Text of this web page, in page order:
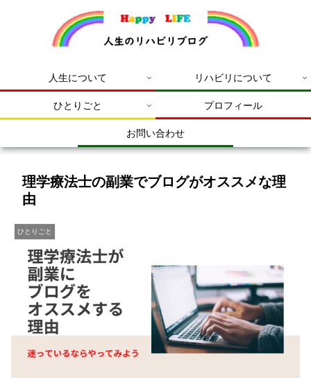
人生について リハビリについて
ひとりごと プロフィール
お問い合わせ
理学療法士の副業でブログがオススメな理
由
ひとりごと